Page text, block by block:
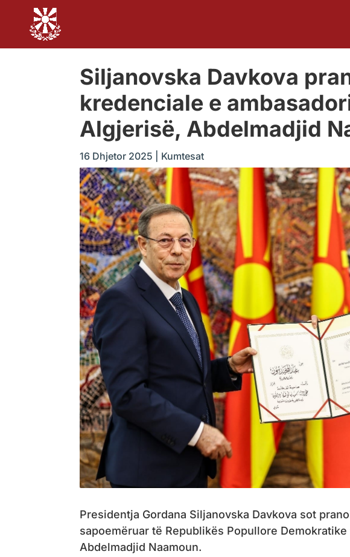
Siljanovska Davkova
kredenciale e
Algjerisë, Abdelmadjid
16 Dhjetor 2025 Kumtesat
Presidentja Gordana Siljanovska Davkova sot
sapoemëruar të Republikës Popullore
Abdelmadjid Naamoun.